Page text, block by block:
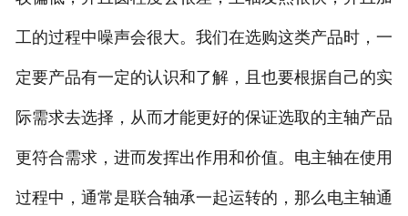
工的过程中噪声会很大。我们在选购这类产品时，一
定要产品有一定的认识和了解，且也要根据自己的实
际需求去选择，从而才能更好的保证选取的主轴产品
更符合需求，进而发挥出作用和价值。电主轴在使用
过程中，通常是联合轴承一起运转的，那么电主轴通